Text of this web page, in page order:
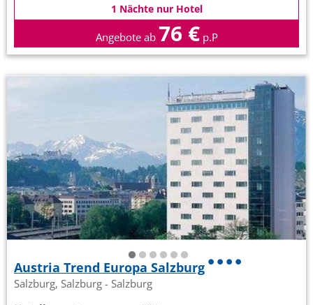
1 Nächte nur Hotel
Angebote ab 76 € p.P
Austria Trend Europa Salzburg
Salzburg, Salzburg - Salzburg